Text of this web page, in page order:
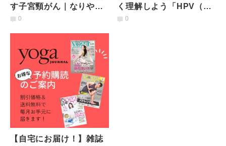
す子宮頸がん｜なりやす
い人の特徴は？どんな治
0
く理解しよう「HPV（子
宮頸がん）ワクチン」の
0
【自宅にお届け！】雑誌